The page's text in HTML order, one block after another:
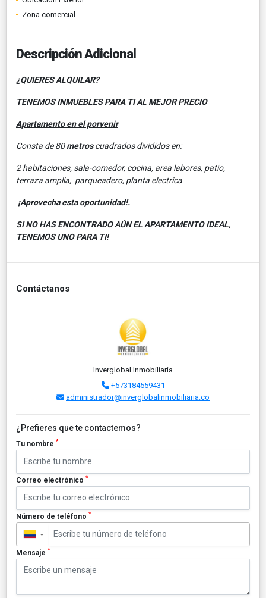
Zona comercial
Descripción Adicional
¿QUIERES ALQUILAR?
TENEMOS INMUEBLES PARA TI AL MEJOR PRECIO
Apartamento en el porvenir
Consta de 80metroscuadrados divididos en:
2 habitaciones, sala-comedor, cocina, area labores, patio,
terraza amplia, parqueadero, planta electrica
¡Aprovecha esta oportunidad!.
SI NO HAS ENCONTRADO AÚN EL APARTAMENTO IDEAL,
TENEMOS UNO PARA TI!
Contáctanos
Inverglobal Inmobiliaria
+573184559431
administrador@inverglobalinmobiliaria.co
¿Prefieres que te contactemos?
Tu nombre *
Correo electrónico *
Número de teléfono *
▼
Mensaje *